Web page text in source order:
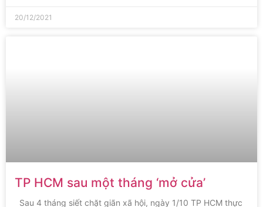
20/12/2021
TP HCM sau một tháng ‘mở cửa’
Sau 4 tháng siết chặt giãn xã hội, ngày 1/10 TP HCM thực